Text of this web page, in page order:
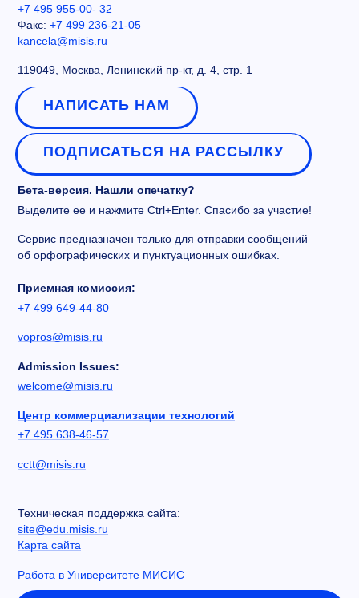
+7 495 955-00- 32
Факс: +7 499 236-21-05
kancela@misis.ru
119049, Москва, Ленинский пр-кт, д. 4, стр. 1
НАПИСАТЬ НАМ
ПОДПИСАТЬСЯ НА РАССЫЛКУ
Бета-версия. Нашли опечатку?
Выделите ее и нажмите Ctrl+Enter. Спасибо за участие!
Сервис предназначен только для отправки сообщений
об орфографических и пунктуационных ошибках.
Приемная комиссия:
+7 499 649-44-80
vopros@misis.ru
Admission Issues:
welcome@misis.ru
Центр коммерциализации технологий
+7 495 638-46-57
cctt@misis.ru
Техническая поддержка сайта:
site@edu.misis.ru
Карта сайта
Работа в Университете МИСИС